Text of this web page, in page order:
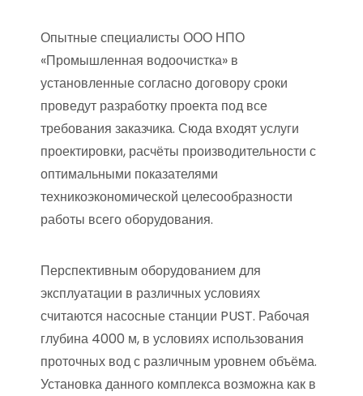
Опытные специалисты ООО НПО
«Промышленная водоочистка» в
установленные согласно договору сроки
проведут разработку проекта под все
требования заказчика. Сюда входят услуги
проектировки, расчёты производительности с
оптимальными показателями
техникоэкономической целесообразности
работы всего оборудования.
Перспективным оборудованием для
эксплуатации в различных условиях
считаются насосные станции PUST. Рабочая
глубина 4000 м, в условиях использования
проточных вод с различным уровнем объёма.
Установка данного комплекса возможна как в